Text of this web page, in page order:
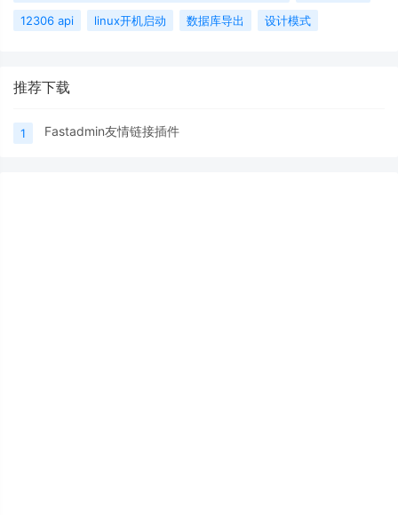
12306 api
linux开机启动 数据库导出 设计模式
推荐下载
1 Fastadmin友情链接插件